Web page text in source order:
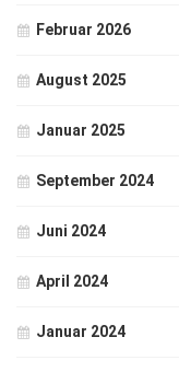
Februar 2026
August 2025
Januar 2025
September 2024
Juni 2024
April 2024
Januar 2024